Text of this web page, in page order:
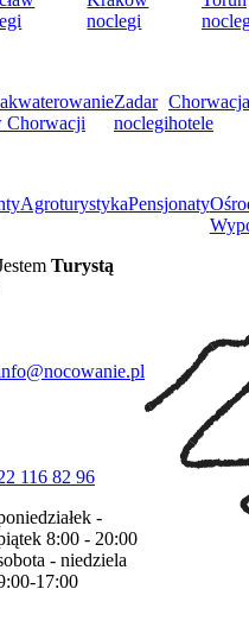
noclegi
Chorwacji
Zadar
noclegi
Chorwacja
hotele
AgroturystykaPensjonaty
Turystą
116 82 96
-
8:00 - 20:00
- niedziela
17:00